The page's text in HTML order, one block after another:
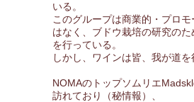
いる。
このグループは商業的・プロ
はなく、ブドウ栽培の研究の
を行っている。
しかし、ワインは皆、我が道を
NOMAのトップソムリエ
訪れており（秘情報）、